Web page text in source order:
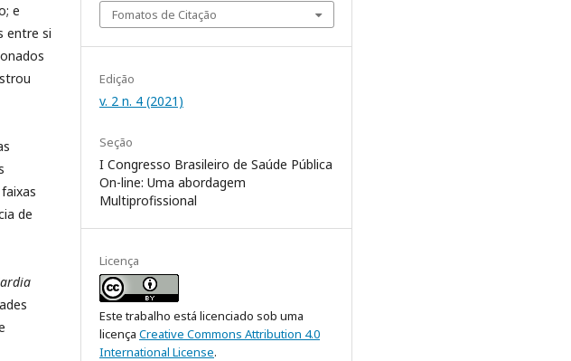
e
entre si
de
Fomatos de Citação
Edição
v. 2 n. 4 (2021)
Seção
I Congresso Brasileiro de Saúde Pública
On-line: Uma abordagem
Multiprofissional
Licença
Este trabalho está licenciado sob uma
licença Creative Commons Attribution 4.0
International License.